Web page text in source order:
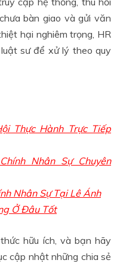
bàn giao và gửi văn
hại nghiêm trọng, HR
sư để xử lý theo quy
Thực Hành Trực Tiếp
Nhân Sự Chuyên
Nhân Sự Tại Lê Ánh
Ở Đâu Tốt
hữu ích, và bạn hãy
cập nhật những chia sẻ